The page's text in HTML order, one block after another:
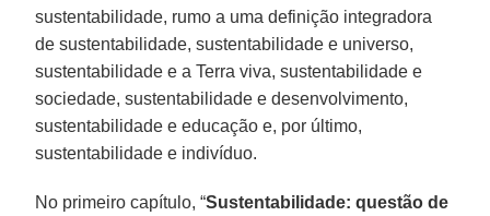
sustentabilidade, rumo a uma definição integradora
de sustentabilidade, sustentabilidade e universo,
sustentabilidade e a Terra viva, sustentabilidade e
sociedade, sustentabilidade e desenvolvimento,
sustentabilidade e educação e, por último,
sustentabilidade e indivíduo.
No primeiro capítulo, “Sustentabilidade: questão de